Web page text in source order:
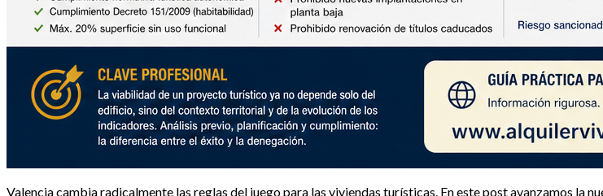
Valencia cambia radicalmente las reglas del juego para las viviendas turísticas. En este post avanzamos la